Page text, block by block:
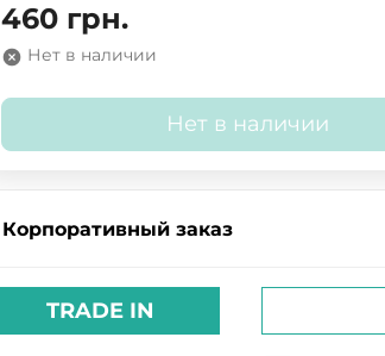
460 грн.
Нет в наличии
Нет в наличии
Корпоративный заказ
TRADE IN